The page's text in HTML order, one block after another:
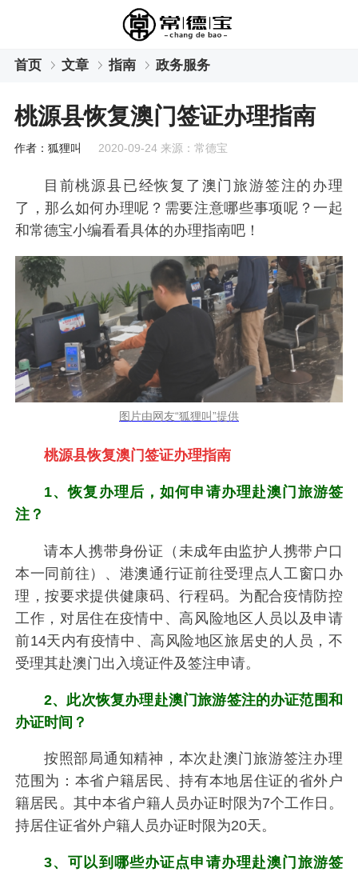
首页 文章 指南 政务服务
桃源县恢复澳门签证办理指南
作者：狐狸叫 2020-09-24 来源：常德宝
目前桃源县已经恢复了澳门旅游签注的办理
了，那么如何办理呢？需要注意哪些事项呢？一起
和常德宝小编看看具体的办理指南吧！
图片由网友“狐狸叫”提供
桃源县恢复澳门签证办理指南
1、恢复办理后，如何申请办理赴澳门旅游签
注？
请本人携带身份证（未成年由监护人携带户口
本一同前往）、港澳通行证前往受理点人工窗口办
理，按要求提供健康码、行程码。为配合疫情防控
工作，对居住在疫情中、高风险地区人员以及申请
前14天内有疫情中、高风险地区旅居史的人员，不
受理其赴澳门出入境证件及签注申请。
2、此次恢复办理赴澳门旅游签注的办证范围和
办证时间？
按照部局通知精神，本次赴澳门旅游签注办理
范围为：本省户籍居民、持有本地居住证的省外户
籍居民。其中本省户籍人员办证时限为7个工作日。
持居住证省外户籍人员办证时限为20天。
3、可以到哪些办证点申请办理赴澳门旅游签